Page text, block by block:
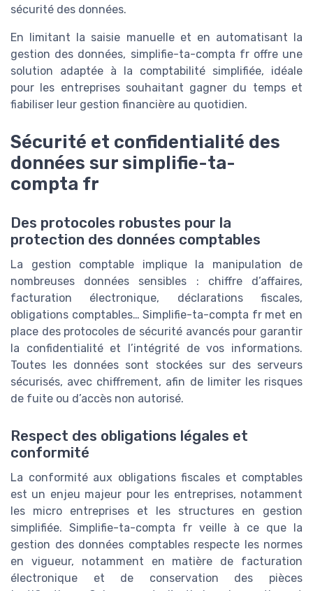
sécurité des données.
En limitant la saisie manuelle et en automatisant la
gestion des données, simplifie-ta-compta fr offre une
solution adaptée à la comptabilité simplifiée, idéale
pour les entreprises souhaitant gagner du temps et
fiabiliser leur gestion financière au quotidien.
Sécurité et confidentialité des
données sur simplifie-ta-
compta fr
Des protocoles robustes pour la
protection des données comptables
La gestion comptable implique la manipulation de
nombreuses données sensibles : chiffre d’affaires,
facturation électronique, déclarations fiscales,
obligations comptables… Simplifie-ta-compta fr met en
place des protocoles de sécurité avancés pour garantir
la confidentialité et l’intégrité de vos informations.
Toutes les données sont stockées sur des serveurs
sécurisés, avec chiffrement, afin de limiter les risques
de fuite ou d’accès non autorisé.
Respect des obligations légales et
conformité
La conformité aux obligations fiscales et comptables
est un enjeu majeur pour les entreprises, notamment
les micro entreprises et les structures en gestion
simplifiée. Simplifie-ta-compta fr veille à ce que la
gestion des données comptables respecte les normes
en vigueur, notamment en matière de facturation
électronique et de conservation des pièces